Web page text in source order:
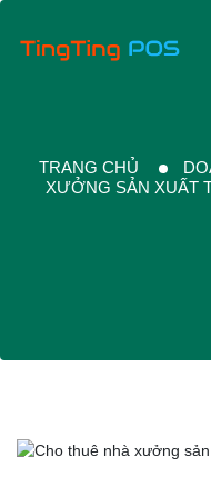
TRANG CHỦ
XƯỞNG SẢN XUẤT